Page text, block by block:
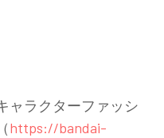
ャラクターファッシ
https://bandai-